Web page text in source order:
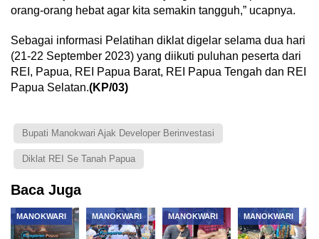
orang-orang hebat agar kita semakin tangguh,” ucapnya.
Sebagai informasi Pelatihan diklat digelar selama dua hari
(21-22 September 2023) yang diikuti puluhan peserta dari
REI, Papua, REI Papua Barat, REI Papua Tengah dan REI
Papua Selatan.(KP/03)
Bupati Manokwari Ajak Developer Berinvestasi
Diklat REI Se Tanah Papua
Baca Juga
MANOKWARI MANOKWARI MANOKWARI MANOKWARI